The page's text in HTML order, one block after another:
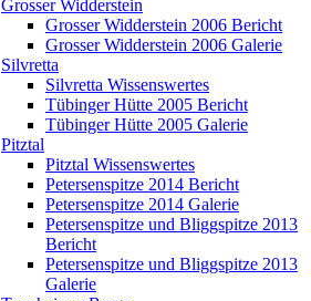
Grosser Widderstein
Grosser Widderstein 2006 Bericht
Grosser Widderstein 2006 Galerie
Silvretta
Silvretta Wissenswertes
Tübinger Hütte 2005 Bericht
Tübinger Hütte 2005 Galerie
Pitztal
Pitztal Wissenswertes
Petersenspitze 2014 Bericht
Petersenspitze 2014 Galerie
Petersenspitze und Bliggspitze 2013
Bericht
Petersenspitze und Bliggspitze 2013
Galerie